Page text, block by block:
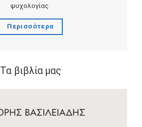
ψυχολογίας.
Περισσότερα
Τα βιβλία μας